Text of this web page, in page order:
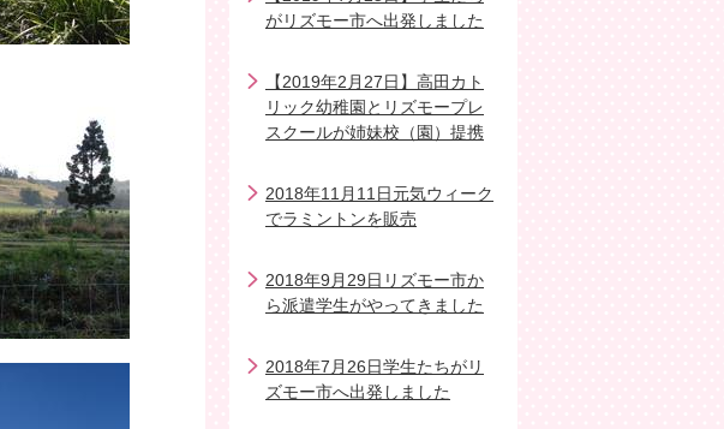
がリズモー市へ出発しました
【2019年2月27日】高田カト
リック幼稚園とリズモープレ
スクールが姉妹校（園）提携
2018年11月11日元気ウィーク
でラミントンを販売
2018年9月29日リズモー市か
ら派遣学生がやってきました
2018年7月26日学生たちがリ
ズモー市へ出発しました